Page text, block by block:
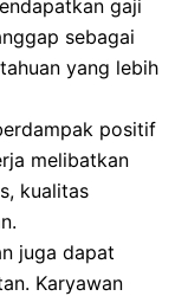
gaji
sebagai
yang lebih
positif
melibatkan
kualitas
juga dapat
Karyawan